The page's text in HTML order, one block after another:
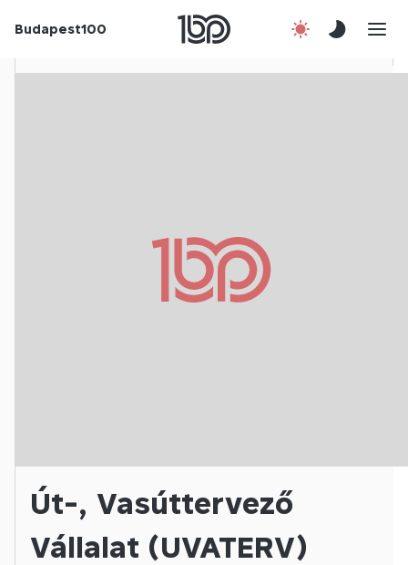
Budapest100 Rólunk
Korábbi évek
Út-, Vasúttervező
Vállalat (UVATERV)